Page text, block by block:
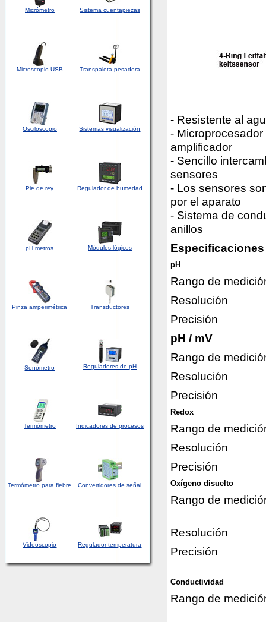
Micrómetro Sistema cuentapiezas
Microscopio USB Transpaleta pesadora
Osciloscopio Sistemas visualización
Pie de rey Regulador de humedad
pH metros Módulos lógicos
Pinza amperimétrica Transductores
Sonómetro Reguladores de pH
Termómetro Indicadores de procesos
Termómetro para fiebre Convertidores de señal
Videoscopio Regulador temperatura
- Resistente al
-
amplificador
- Sencillo
sensores
- Los sensores
por el aparato
- Sistema de
anillos
pH
Rango de
Resolución
Precisión
pH / mV
Rango de
Resolución
Precisión
Redox
Rango de
Resolución
Precisión
Oxígeno disuelto
Rango de
Resolución
Precisión
Conductividad
Rango de